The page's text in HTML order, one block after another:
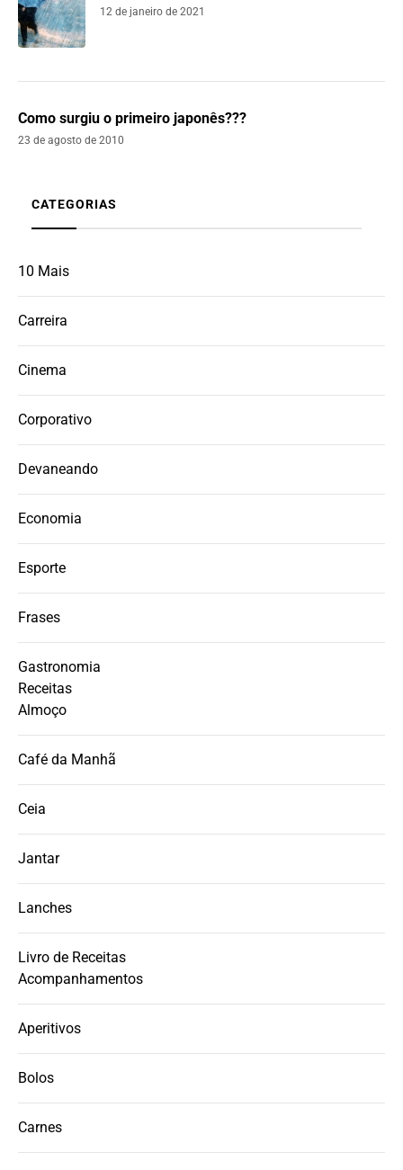
12 de janeiro de 2021
Como surgiu o primeiro japonês???
23 de agosto de 2010
CATEGORIAS
10 Mais
Carreira
Cinema
Corporativo
Devaneando
Economia
Esporte
Frases
Gastronomia
Receitas
Almoço
Café da Manhã
Ceia
Jantar
Lanches
Livro de Receitas
Acompanhamentos
Aperitivos
Bolos
Carnes